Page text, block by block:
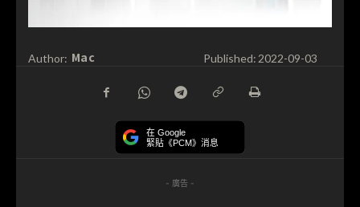
Author: Mac Published: 2022-09-03
在 Google
緊貼《PCM》消息
- 廣告 -